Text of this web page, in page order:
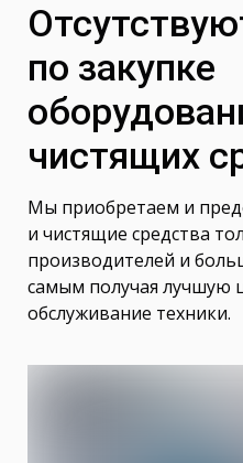
по закупке
чистящих
Мы приобретаем и
и чистящие средства
производителей и
самым получая лучшую
обслуживание техники.